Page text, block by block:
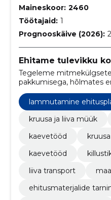
Maineskoor: 2460
Töötajaid: 1
Prognooskäive (2026):
Ehitame tulevikku
Tegeleme
pakkumisega, hõlmates
rasketehnika renti ning
lammutamine
kruusa ja liiva müük
kaevetööd
kaevetööd
liiva transport
ehitusmaterjalide